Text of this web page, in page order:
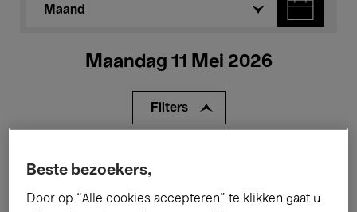
Maand
Maandag 11 Mei 2026
Filters
Tentoonstellingen Films
Beste bezoekers,
Door op “Alle cookies accepteren” te klikken gaat u